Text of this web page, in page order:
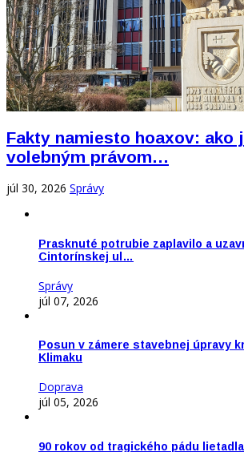
Fakty namiesto hoaxov: ako
volebným právom…
júl 30, 2026 Správy
Prasknuté potrubie zaplavilo a
Cintorínskej ul…
Správy
júl 07, 2026
Posun v zámere stavebnej úpravy
Klimaku
Doprava
júl 05, 2026
90 rokov od tragického pádu